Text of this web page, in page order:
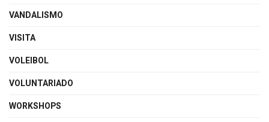
VANDALISMO
VISITA
VOLEIBOL
VOLUNTARIADO
WORKSHOPS